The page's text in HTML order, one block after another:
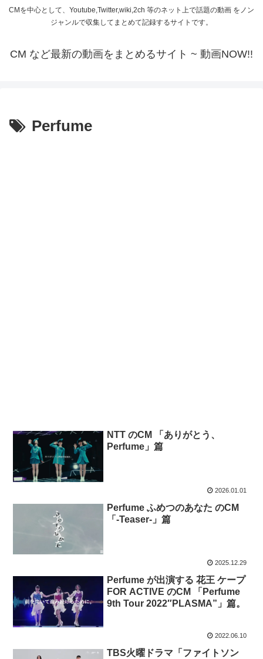
CMを中心として、Youtube,Twitter,wiki,2ch 等のネット上で話題の動画 をノン
ジャンルで収集してまとめて記録するサイトです。
CM など最新の動画をまとめるサイト ~ 動画NOW!!
Perfume
NTT のCM 「ありがとう、
Perfume」篇
2026.01.01
Perfume ふめつのあなた のCM
「-Teaser-」篇
2025.12.29
Perfume が出演する 花王 ケープ
FOR ACTIVE のCM 「Perfume
9th Tour 2022″PLASMA”」篇。
2022.06.10
TBS火曜ドラマ「ファイトソン